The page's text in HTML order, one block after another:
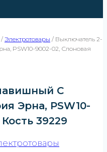
/ Электротовары / Выключатель 2-
PSW10-9002-02, Слоновая
С
Эрна, PSW10-
39229